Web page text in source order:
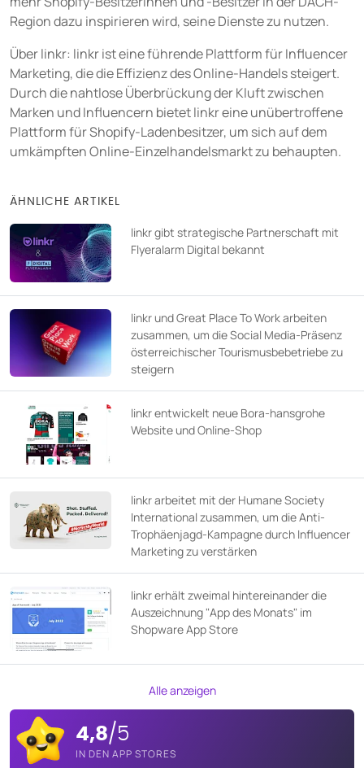
Region dazu inspirieren wird, seine Dienste zu nutzen.
Über linkr: linkr ist eine führende Plattform für Influencer
Marketing, die die Effizienz des Online-Handels steigert.
Durch die nahtlose Überbrückung der Kluft zwischen
Marken und Influencern bietet linkr eine unübertroffene
Plattform für Shopify-Ladenbesitzer, um sich auf dem
umkämpften Online-Einzelhandelsmarkt zu behaupten.
ÄHNLICHE ARTIKEL
linkr gibt strategische Partnerschaft mit
Flyeralarm Digital bekannt
linkr und Great Place To Work arbeiten
zusammen, um die Social Media-Präsenz
österreichischer Tourismusbebetriebe zu
steigern
linkr entwickelt neue Bora-hansgrohe
Website und Online-Shop
linkr arbeitet mit der Humane Society
International zusammen, um die Anti-
Trophäenjagd-Kampagne durch Influencer
Marketing zu verstärken
linkr erhält zweimal hintereinander die
Auszeichnung "App des Monats" im
Shopware App Store
Alle anzeigen
4,8/5
IN DEN APP STORES